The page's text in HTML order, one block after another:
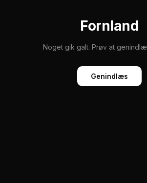
Fornland
Noget gik galt. Prøv at
Genindlæs